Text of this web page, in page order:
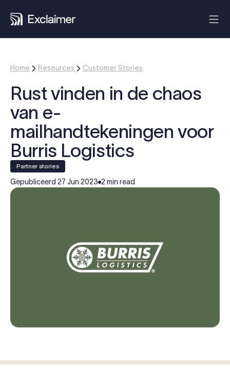
Home Resources Customer Stories
Rust vinden in de chaos
van e-
mailhandtekeningen voor
Burris Logistics
partner stories
Gepubliceerd 27 Jun 2023 2 min read